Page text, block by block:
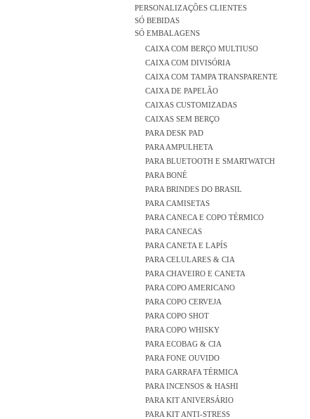
PERSONALIZAÇÕES CLIENTES
SÓ BEBIDAS
SÓ EMBALAGENS
CAIXA COM BERÇO MULTIUSO
CAIXA COM DIVISÓRIA
CAIXA COM TAMPA TRANSPARENTE
CAIXA DE PAPELÃO
CAIXAS CUSTOMIZADAS
CAIXAS SEM BERÇO
PARA DESK PAD
PARA AMPULHETA
PARA BLUETOOTH E SMARTWATCH
PARA BONÉ
PARA BRINDES DO BRASIL
PARA CAMISETAS
PARA CANECA E COPO TÉRMICO
PARA CANECAS
PARA CANETA E LAPÍS
PARA CELULARES & CIA
PARA CHAVEIRO E CANETA
PARA COPO AMERICANO
PARA COPO CERVEJA
PARA COPO SHOT
PARA COPO WHISKY
PARA ECOBAG & CIA
PARA FONE OUVIDO
PARA GARRAFA TÉRMICA
PARA INCENSOS & HASHI
PARA KIT ANIVERSÁRIO
PARA KIT ANTI-STRESS